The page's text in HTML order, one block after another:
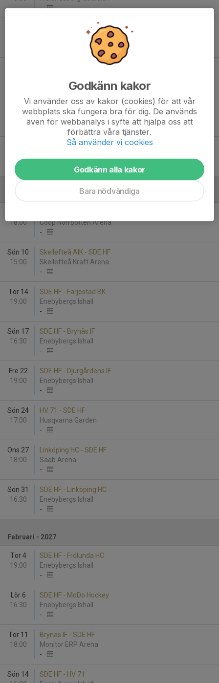
-
Färjestad BK - SDE HF
18:00
Färjestad BK - SDE HF
Löfbergs Arena
-
SDE HF - Djurgårdens IF
18:00
Coop Norrbotten Arena
-
Sön 10
15:00
Skellefteå AIK - SDE HF
Skellefteå Kraft Arena
-
Tor 14
19:00
SDE HF - Färjestad BK
Enebybergs Ishall
-
Sön 17
16:30
SDE HF - Brynäs IF
Enebybergs Ishall
-
Fre 22
19:00
SDE HF - Djurgårdens IF
Enebybergs Ishall
-
Sön 24
17:00
HV 71 - SDE HF
Husqvarna Garden
-
Ons 27
18:00
Linköping HC - SDE HF
Saab Arena
-
Sön 31
16:30
SDE HF - Linköping HC
Enebybergs Ishall
-
Februari - 2027
Tor 4
19:00
SDE HF - Frölunda HC
Enebybergs Ishall
-
Lör 6
16:30
SDE HF - MoDo Hockey
Enebybergs Ishall
-
Tor 11
18:00
Brynäs IF - SDE HF
Monitor ERP Arena
-
Sön 14
SDE HF - HV 71
Godkänn kakor
Vi använder oss av kakor (cookies) för att vår
webbplats ska fungera bra för dig. De används
även för webbanalys i syfte att hjälpa oss att
förbättra våra tjänster.
Så använder vi cookies
Godkänn alla kakor
Bara nödvändiga